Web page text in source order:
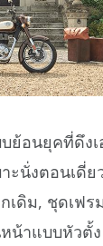
อนยุคที่ดึงเ
ะนั่งตอนเดี่
เดิม, ชุดเฟร
น้าแบบหัวตั้